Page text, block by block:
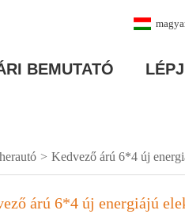
BEMUTATÓ
> Kedvező árú 6*4 új
árú 6*4 új energiájú